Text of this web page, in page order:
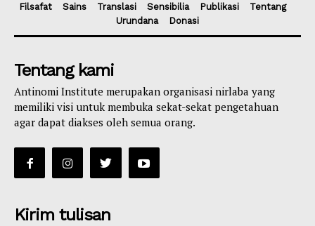
Filsafat Sains Translasi Sensibilia Publikasi
Tentang
Urundana
Donasi
Tentang kami
Antinomi Institute merupakan organisasi nirlaba yang
memiliki visi untuk membuka sekat-sekat pengetahuan
agar dapat diakses oleh semua orang.
Kirim tulisan